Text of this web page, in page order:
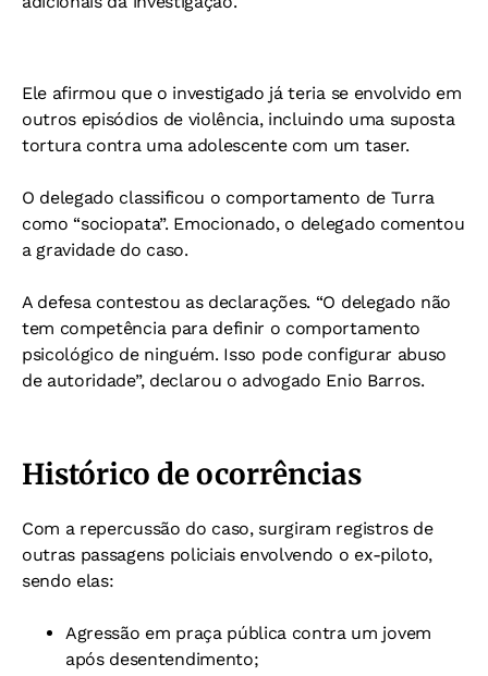
Ele afirmou que o investigado já teria se envolvido em
outros episódios de violência, incluindo uma suposta
tortura contra uma adolescente com um taser.
O delegado classificou o comportamento de Turra
como “sociopata”. Emocionado, o delegado comentou
a gravidade do caso.
A defesa contestou as declarações. “O delegado não
tem competência para definir o comportamento
psicológico de ninguém. Isso pode configurar abuso
de autoridade”, declarou o advogado Enio Barros.
Histórico de ocorrências
Com a repercussão do caso, surgiram registros de
outras passagens policiais envolvendo o ex-piloto,
sendo elas:
Agressão em praça pública contra um jovem
após desentendimento;